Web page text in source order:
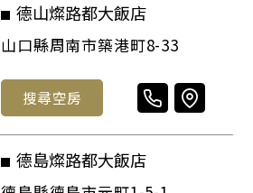
德山燦路都大飯店
山口縣周南市築港町8-33
搜尋空房
德島燦路都大飯店